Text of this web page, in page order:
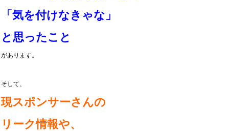
「気を付けなきゃな」
と思ったこと
があります。
そして、
現スポンサーさんの
リーク情報や、